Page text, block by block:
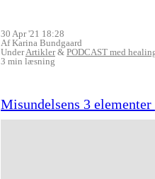
30 Apr '21 18:28
Af Karina Bundgaard
UnderArtikler&PODCAST med
3 min læsning
Misundelsens 3